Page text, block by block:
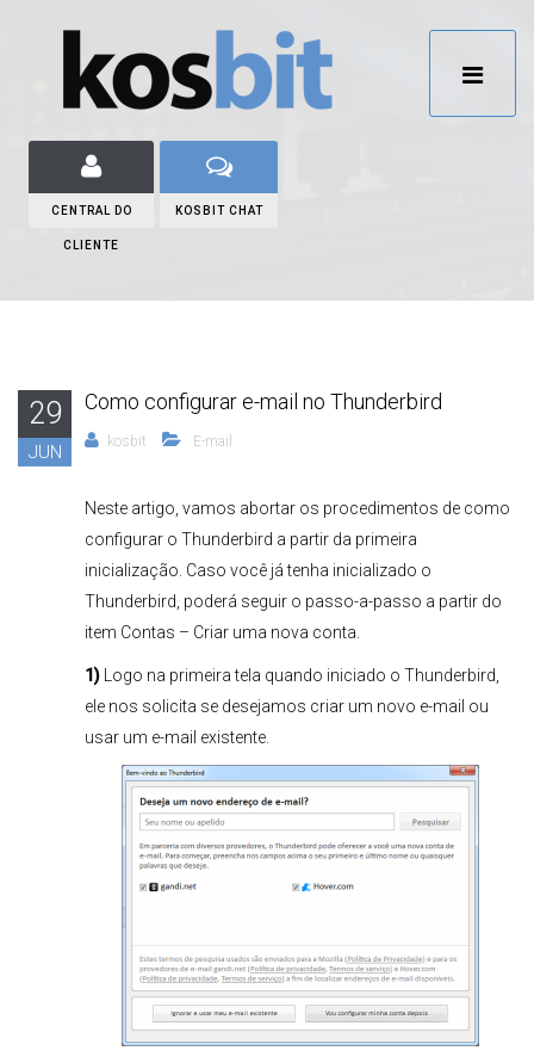
CENTRAL DO
CLIENTE
KOSBIT CHAT
29
JUN
Como configurar e-mail no Thunderbird
kosbit E-mail
Neste artigo, vamos abortar os procedimentos de como
configurar o Thunderbird a partir da primeira
inicialização. Caso você já tenha inicializado o
Thunderbird, poderá seguir o passo-a-passo a partir do
item Contas – Criar uma nova conta.
1) Logo na primeira tela quando iniciado o Thunderbird,
ele nos solicita se desejamos criar um novo e-mail ou
usar um e-mail existente.